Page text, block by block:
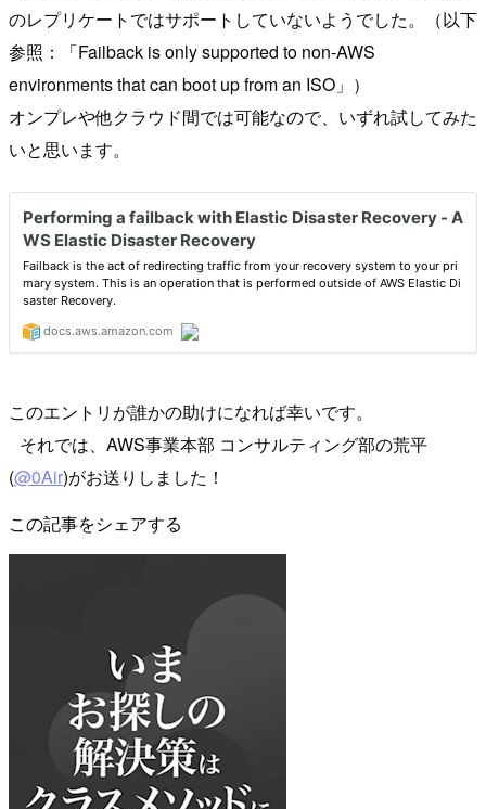
のレプリケートではサポートしていないようでした。（以下
参照：「Failback is only supported to non-AWS
environments that can boot up from an ISO」）
オンプレや他クラウド間では可能なので、いずれ試してみた
いと思います。
このエントリが誰かの助けになれば幸いです。
それでは、AWS事業本部 コンサルティング部の荒平
(@0Air)がお送りしました！
この記事をシェアする